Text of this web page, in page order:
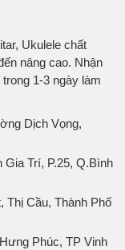
Ukulele chất
nâng cao. Nhận
1-3 ngày làm
Dịch Vọng,
Trí, P.25, Q.Bình
Thị Cầu, Thành Phố
Phúc, TP Vinh